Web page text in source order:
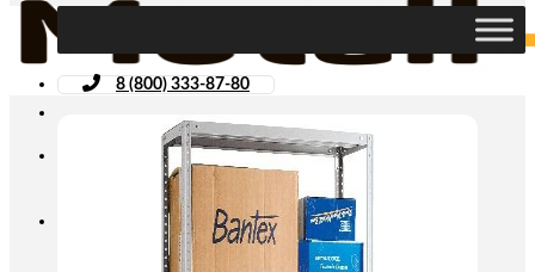
8 (800) 333-87-80